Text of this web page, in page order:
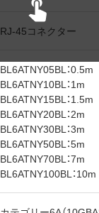
RJ-45コネクター
BL6ATNY05BL：0.5m
BL6ATNY10BL：1m
BL6ATNY15BL：1.5m
BL6ATNY20BL：2m
BL6ATNY30BL：3m
BL6ATNY50BL：5m
BL6ATNY70BL：7m
BL6ATNY100BL：10m